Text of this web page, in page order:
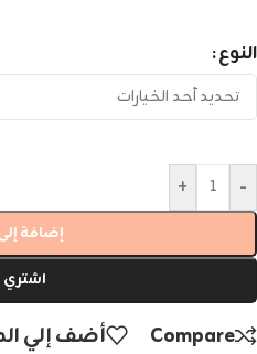
النوع
-
+
إضافة
اشتري
Compare أضف إلي